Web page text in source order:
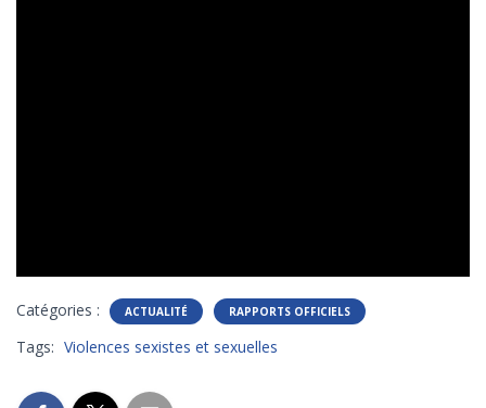
Catégories : ACTUALITÉ RAPPORTS OFFICIELS
Tags: Violences sexistes et sexuelles